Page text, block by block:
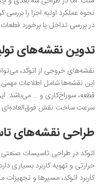
نحوه عملکرد اولیه اجزا را
در بررسی تداخل یا برخورد
تدوین نقشه‌های
نقشه‌های خروجی از اتوکد،
این نقشه‌ها شامل اطلاعات
قطعه، سوراخ‌کاری و … می‌باشد.
سرعت ساخت نقش فوق‌العاده‌ای
طراحی نقشه‌های
اتوکد در طراحی تاسیسات
حرارتی و تهویه کاربرد بسیاری
کاربرد اتوکد، مسیرها و